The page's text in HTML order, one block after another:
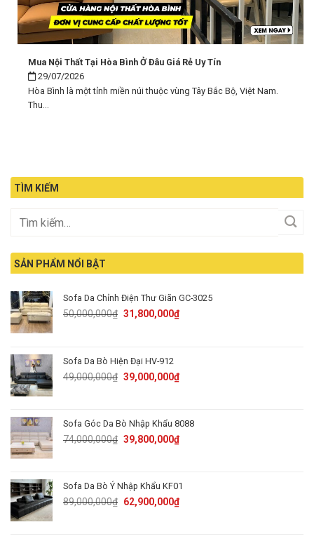
Mua Nội Thất Tại Hòa Bình Ở Đâu Giá Rẻ Uy Tín
29/07/2026
Hòa Bình là một tỉnh miền núi thuộc vùng Tây Bắc Bộ, Việt Nam.
Thu...
TÌM KIẾM
SẢN PHẨM NỔI BẬT
Sofa Da Chỉnh Điện Thư Giãn GC-3025
50,000,000₫ Original
31,800,000₫Current
Sofa Da Bò Hiện Đại HV-912
49,000,000₫ Original
49,000,000₫.
39,000,000₫Current
Sofa Góc Da Bò Nhập Khẩu 8088
74,000,000₫ Original
74,000,000₫.
39,800,000₫Current
Sofa Da Bò Ý Nhập Khẩu KF01
89,000,000₫ Original
62,900,000₫Current